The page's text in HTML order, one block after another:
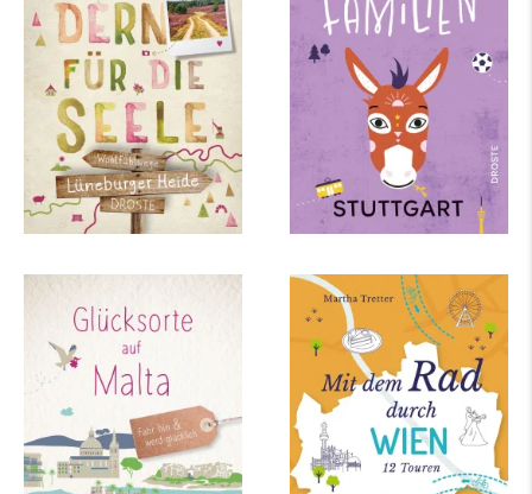
mehr Infos … mehr Infos …
Petra Sparrer
Glücksorte auf Malta
mehr Infos …
Martha Tretter
Mit dem Rad durch
Wien
mehr Infos …